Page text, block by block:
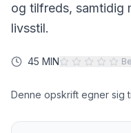
og tilfreds, samtidig
livsstil.
45 MIN
Denne opskrift egner sig